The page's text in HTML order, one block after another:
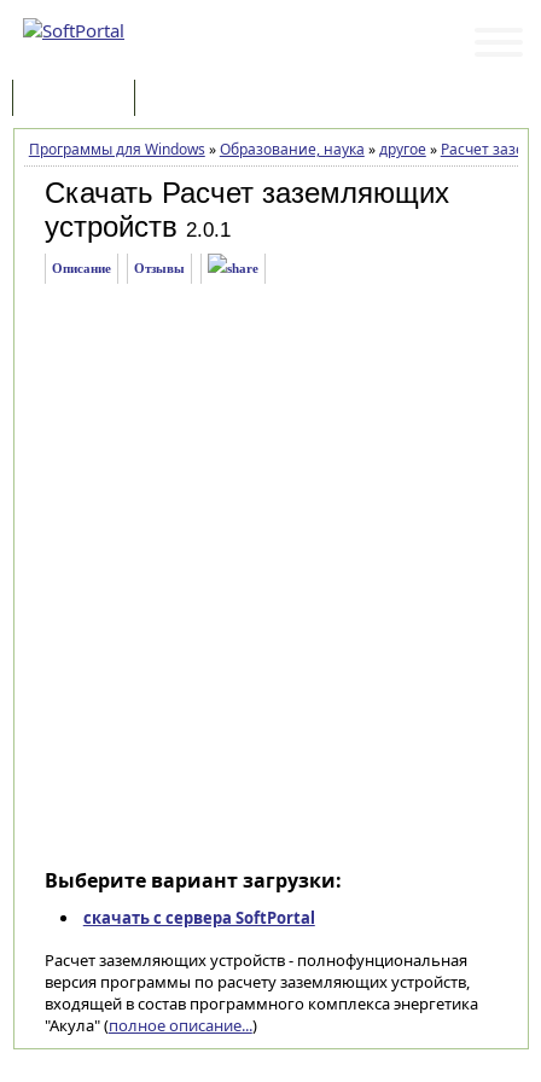
Программы для Windows »Образование, наука »другое» Расчет
Скачать Расчет заземляющих
устройств 2.0.1
Описание Отзывы
Выберите вариант загрузки:
скачать с сервера SoftPortal
Расчет заземляющих устройств - полнофунциональная
версия программы по расчету заземляющих устройств,
входящей в состав программного комплекса энергетика
"Акула" (полное описание...)